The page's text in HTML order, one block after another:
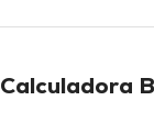
Calculadora